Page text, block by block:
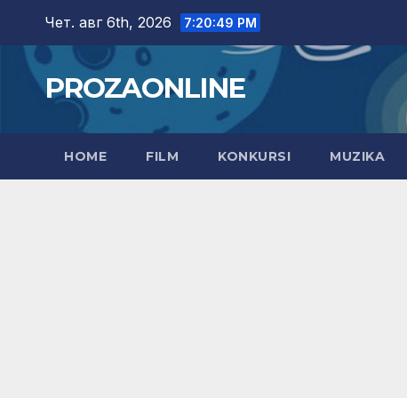
content
Чет. авг 6th, 2026 7:20:50 PM
PROZAONLINE
HOME FILM KONKURSI MUZIKA